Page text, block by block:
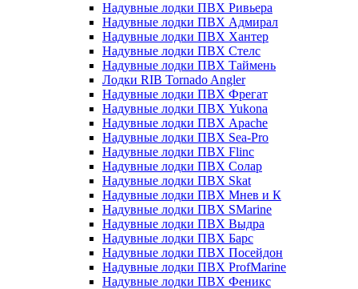
Надувные лодки ПВХ Ривьера
Надувные лодки ПВХ Адмирал
Надувные лодки ПВХ Хантер
Надувные лодки ПВХ Стелс
Надувные лодки ПВХ Таймень
Лодки RIB Tornado Angler
Надувные лодки ПВХ Фрегат
Надувные лодки ПВХ Yukona
Надувные лодки ПВХ Apache
Надувные лодки ПВХ Sea-Pro
Надувные лодки ПВХ Flinc
Надувные лодки ПВХ Солар
Надувные лодки ПВХ Skat
Надувные лодки ПВХ Мнев и К
Надувные лодки ПВХ SMarine
Надувные лодки ПВХ Выдра
Надувные лодки ПВХ Барс
Надувные лодки ПВХ Посейдон
Надувные лодки ПВХ ProfMarine
Надувные лодки ПВХ Феникс